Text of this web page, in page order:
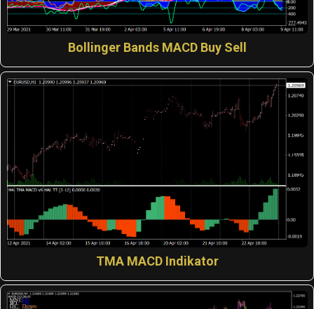
Bollinger Bands MACD Buy Sell
TMA MACD Indikator